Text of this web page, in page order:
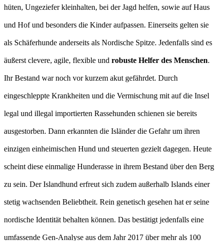
hüten, Ungeziefer kleinhalten, bei der Jagd helfen, sowie auf Haus
und Hof und besonders die Kinder aufpassen. Einerseits gelten sie
als Schäferhunde anderseits als Nordische Spitze. Jedenfalls sind es
äußerst clevere, agile, flexible und robuste Helfer des Menschen.
Ihr Bestand war noch vor kurzem akut gefährdet. Durch
eingeschleppte Krankheiten und die Vermischung mit auf die Insel
legal und illegal importierten Rassehunden schienen sie bereits
ausgestorben. Dann erkannten die Isländer die Gefahr um ihren
einzigen einheimischen Hund und steuerten gezielt dagegen. Heute
scheint diese einmalige Hunderasse in ihrem Bestand über den Berg
zu sein. Der Islandhund erfreut sich zudem außerhalb Islands einer
stetig wachsenden Beliebtheit. Rein genetisch gesehen hat er seine
nordische Identität behalten können. Das bestätigt jedenfalls eine
umfassende Gen-Analyse aus dem Jahr 2017 über mehr als 100